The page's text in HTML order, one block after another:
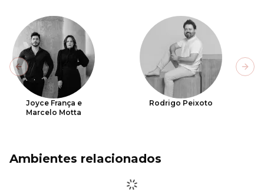
Joyce França e
Marcelo Motta
Rodrigo Peixoto
Previous slide
Ambientes relacionados